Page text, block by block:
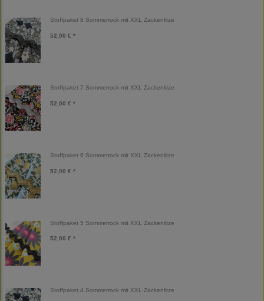
Stoffpaket 8 Sommerrock mit XXL Zackenlitze
52,00 € *
Stoffpaket 7 Sommerrock mit XXL Zackenlitze
52,00 € *
Stoffpaket 6 Sommerrock mit XXL Zackenlitze
52,00 € *
Stoffpaket 5 Sommerrock mit XXL Zackenlitze
52,00 € *
Stoffpaket 4 Sommerrock mit XXL Zackenlitze